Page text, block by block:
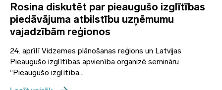
Rosina diskutēt par pieaugušo izglītības
piedāvājuma atbilstību uzņēmumu
vajadzībām reģionos
24. aprīlī Vidzemes plānošanas reģions un Latvijas
Pieaugušo izglītības apvienība organizē semināru
“Pieaugušo izglītība...